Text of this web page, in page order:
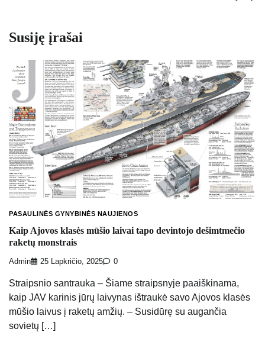
Susiję įrašai
PASAULINĖS GYNYBINĖS NAUJIENOS
Kaip Ajovos klasės mūšio laivai tapo devintojo dešimtmečio
raketų monstrais
Admin 25 Lapkričio, 2025 0
Straipsnio santrauka – Šiame straipsnyje paaiškinama,
kaip JAV karinis jūrų laivynas ištraukė savo Ajovos klasės
mūšio laivus į raketų amžių. – Susidūrę su augančia
sovietų […]